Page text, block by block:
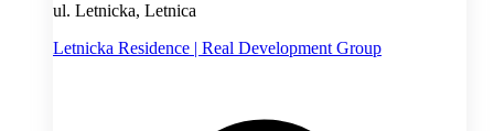
ul. Letnicka, Letnica
Letnicka Residence | Real Development Group